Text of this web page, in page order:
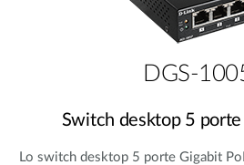
DGS-
Switch desktop 5 porte
Lo switch desktop 5 porte Gigabit